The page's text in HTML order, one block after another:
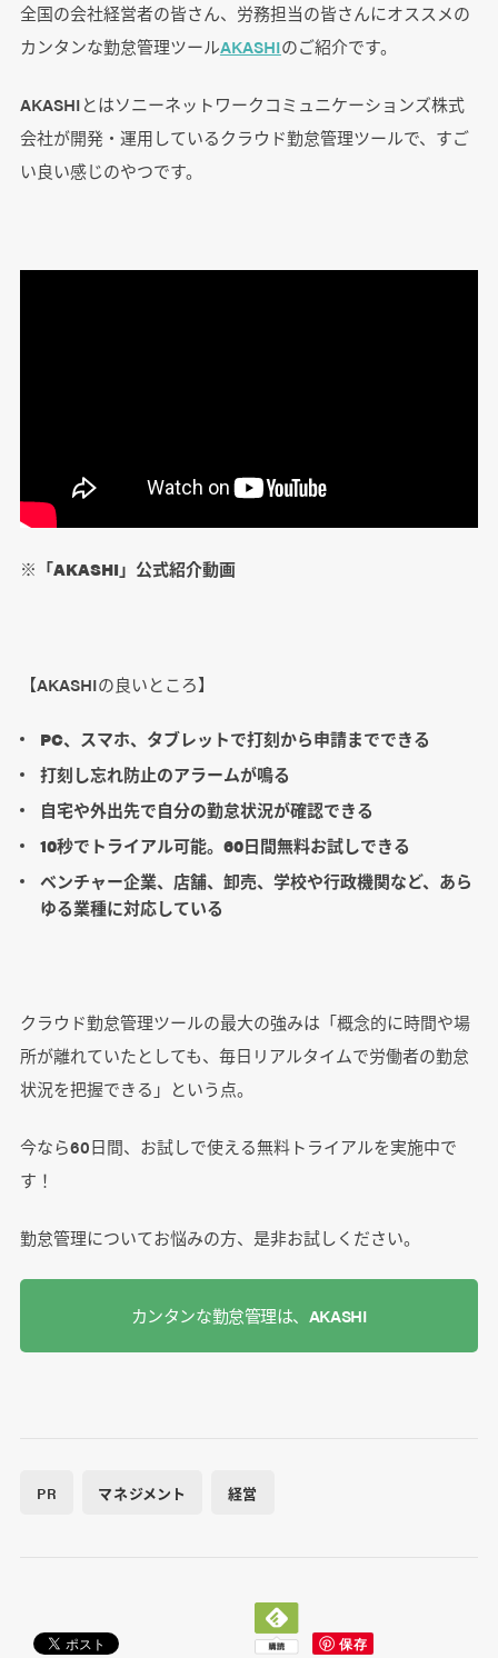
全国の会社経営者の皆さん、労務担当の皆さんにオススメの
カンタンな勤怠管理ツールAKASHIのご紹介です。
AKASHIとはソニーネットワークコミュニケーションズ株式
会社が開発・運用しているクラウド勤怠管理ツールで、すご
い良い感じのやつです。
※「AKASHI」公式紹介動画
【AKASHIの良いところ】
PC、スマホ、タブレットで打刻から申請までできる
打刻し忘れ防止のアラームが鳴る
自宅や外出先で自分の勤怠状況が確認できる
10秒でトライアル可能。60日間無料お試しできる
ベンチャー企業、店舗、卸売、学校や行政機関など、あら
ゆる業種に対応している
クラウド勤怠管理ツールの最大の強みは「概念的に時間や場
所が離れていたとしても、毎日リアルタイムで労働者の勤怠
状況を把握できる」という点。
今なら60日間、お試しで使える無料トライアルを実施中で
す！
勤怠管理についてお悩みの方、是非お試しください。
カンタンな勤怠管理は、AKASHI
PR マネジメント 経営